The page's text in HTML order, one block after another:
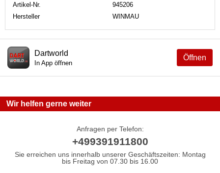
Artikel-Nr.
945206
Hersteller
WINMAU
Öffnen
Dartworld
In App öffnen
Wir helfen gerne weiter
Anfragen per Telefon:
+499391911800
Sie erreichen uns innerhalb unserer Geschäftszeiten: Montag
bis Freitag von 07.30 bis 16.00